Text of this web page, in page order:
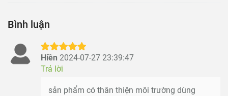
Bình luận
Hiền 2024-07-27 23:39:47
Trả lời
sản phẩm có thân thiện môi trường dùng